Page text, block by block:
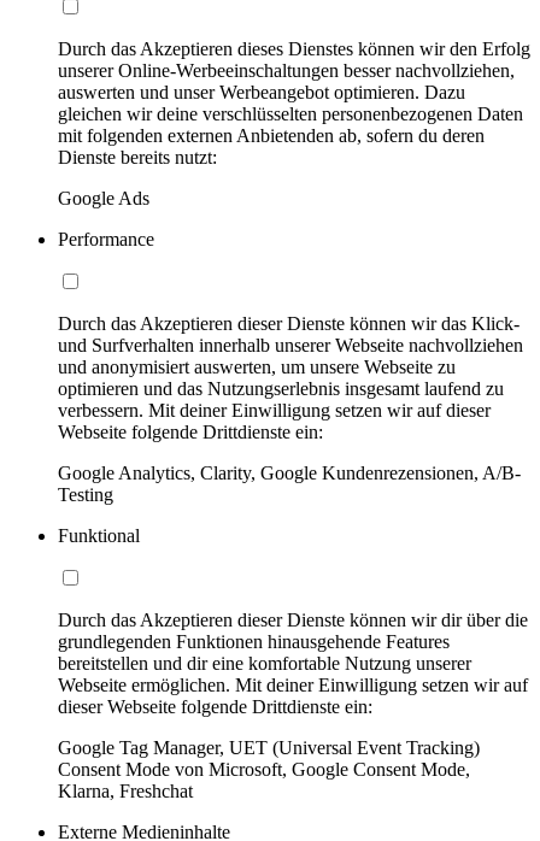
Durch das Akzeptieren dieses Dienstes können wir den Erfolg
unserer Online-Werbeeinschaltungen besser nachvollziehen,
auswerten und unser Werbeangebot optimieren. Dazu
gleichen wir deine verschlüsselten personenbezogenen Daten
mit folgenden externen Anbietenden ab, sofern du deren
Dienste bereits nutzt:
Google Ads
Performance
Durch das Akzeptieren dieser Dienste können wir das Klick-
und Surfverhalten innerhalb unserer Webseite nachvollziehen
und anonymisiert auswerten, um unsere Webseite zu
optimieren und das Nutzungserlebnis insgesamt laufend zu
verbessern. Mit deiner Einwilligung setzen wir auf dieser
Webseite folgende Drittdienste ein:
Google Analytics, Clarity, Google Kundenrezensionen, A/B-
Testing
Funktional
Durch das Akzeptieren dieser Dienste können wir dir über die
grundlegenden Funktionen hinausgehende Features
bereitstellen und dir eine komfortable Nutzung unserer
Webseite ermöglichen. Mit deiner Einwilligung setzen wir auf
dieser Webseite folgende Drittdienste ein:
Google Tag Manager, UET (Universal Event Tracking)
Consent Mode von Microsoft, Google Consent Mode,
Klarna, Freshchat
Externe Medieninhalte